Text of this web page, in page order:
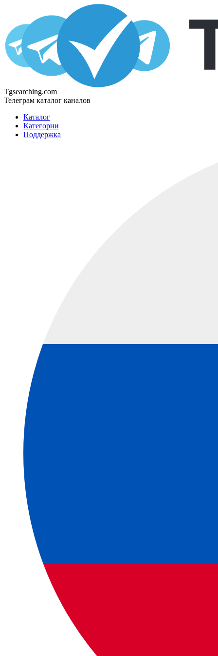
Tgsearching.com
Телеграм каталог каналов
Каталог
Категории
Поддержка